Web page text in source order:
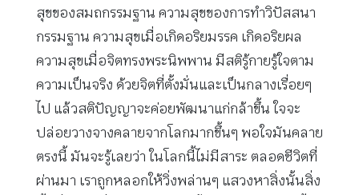
สุขของสมถกรรมฐาน ความสุขของการทำวิปัสสนา
กรรมฐาน ความสุขเมื่อเกิดอริยมรรค เกิดอริยผล
ความสุขเมื่อจิตทรงพระนิพพาน มีสติรู้กายรู้ใจตาม
ความเป็นจริง ด้วยจิตที่ตั้งมั่นและเป็นกลางเรื่อยๆ
ไป แล้วสติปัญญาจะค่อยพัฒนาแก่กล้าขึ้น ใจจะ
ปล่อยวางจางคลายจากโลกมากขึ้นๆ พอใจมันคลาย
ตรงนี้ มันจะรู้เลยว่า ในโลกนี้ไม่มีสาระ ตลอดชีวิตที่
ผ่านมา เราถูกหลอกให้วิ่งพล่านๆ แสวงหาสิ่งนั้นสิ่ง